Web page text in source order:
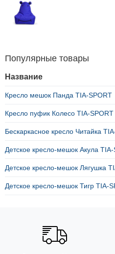
Популярные товары
Название
Кресло мешок Панда TIA-SPORT
Кресло пуфик Колесо TIA-SPORT
Бескаркасное кресло Читайка
Детское кресло-мешок Акула
Детское кресло-мешок Лягушка
Детское кресло-мешок Тигр TIA-